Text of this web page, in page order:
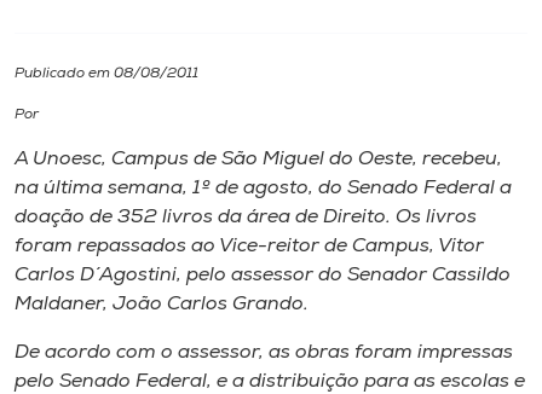
I.nova
Diplomados
Cultura
Publicado em 08/08/2011
Por
A Unoesc, Campus de São Miguel do Oeste, recebeu,
na última semana, 1º de agosto, do Senado Federal a
doação de 352 livros da área de Direito. Os livros
foram repassados ao Vice-reitor de Campus, Vitor
Carlos D´Agostini, pelo assessor do Senador Cassildo
Maldaner, João Carlos Grando.
De acordo com o assessor, as obras foram impressas
pelo Senado Federal, e a distribuição para as escolas e